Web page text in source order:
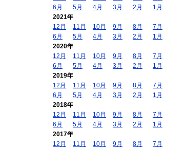
6月
5月 4月 3月 2月
1月
2021年
12月
11月 10月 9月 8月
7月
6月
5月 4月 3月 2月
1月
2020年
12月
11月 10月 9月 8月
7月
6月
5月 4月 3月 2月
1月
2019年
12月
11月 10月 9月 8月
7月
6月
5月 4月 3月 2月
1月
2018年
12月
11月 10月 9月 8月
7月
6月
5月 4月 3月 2月
1月
2017年
12月
11月 10月 9月 8月
7月